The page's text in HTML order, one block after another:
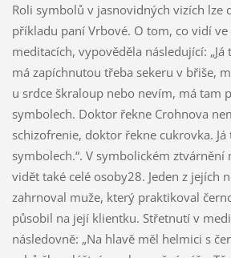
Roli symbolů v jasnovidných vizích lze
příkladu paní Vrbové. O tom, co vidí
meditacích, vypověděla následující:
má zapíchnutou třeba sekeru v břiše,
u srdce škraloup nebo nevím, má tam
symbolech. Doktor řekne Crohnova
schizofrenie, doktor řekne cukrovka.
symbolech.“. V symbolickém ztvárnění
vidět také celé osoby28. Jeden z jejích
zahrnoval muže, který praktikoval
působil na její klientku. Střetnutí v
následovně: „Na hlavě měl helmici s